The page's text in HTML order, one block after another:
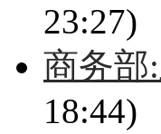
23:27)
商务部
18:44)